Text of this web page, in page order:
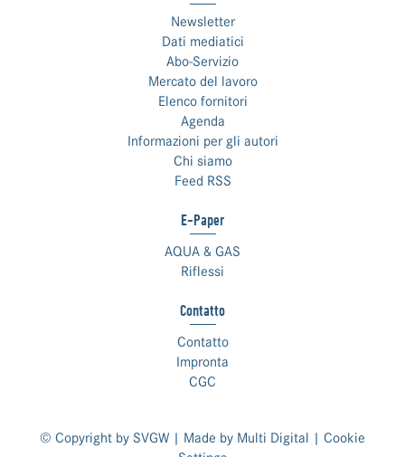
Newsletter
Dati mediatici
Abo-Servizio
Mercato del lavoro
Elenco fornitori
Agenda
Informazioni per gli autori
Chi siamo
Feed RSS
E-Paper
AQUA & GAS
Riflessi
Contatto
Contatto
Impronta
CGC
© Copyright by SVGW | Made by Multi Digital | Cookie